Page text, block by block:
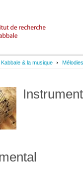
Kabbale & la musique